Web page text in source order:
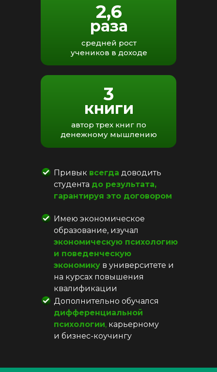
средней рост
учеников в доходе
раза
2,6
Привык всегда доводить
студента до результата,
гарантируя это договором
3
книги
автор трех книг по
денежному мышлению
Имею экономическое
образование, изучал
экономическую психологию
и поведенческую
экономику в университете и
на курсах повышения
квалификации
Дополнительно обучался
дифференциальной
психологии, карьерному
и бизнес-коучингу